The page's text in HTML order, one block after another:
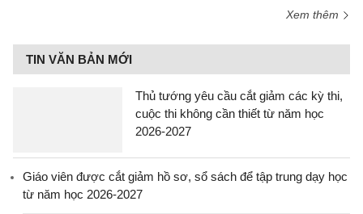
Xem thêm
TIN VĂN BẢN MỚI
Thủ tướng yêu cầu cắt giảm các kỳ thi,
cuộc thi không cần thiết từ năm học
2026-2027
Giáo viên được cắt giảm hồ sơ, sổ sách để tập trung dạy học
từ năm học 2026-2027